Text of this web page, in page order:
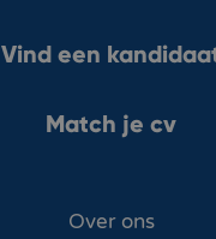
Vind een
Match je cv
Over ons